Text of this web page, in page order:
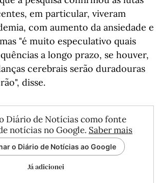
em particular, viveram
com aumento da ansiedade e
"é muito especulativo quais
a longo prazo, se houver,
cerebrais serão duradouras
disse.
Diário de Notícias como fonte
notícias no Google. Saber mais
o Diário de Notícias ao Google
Já adicionei